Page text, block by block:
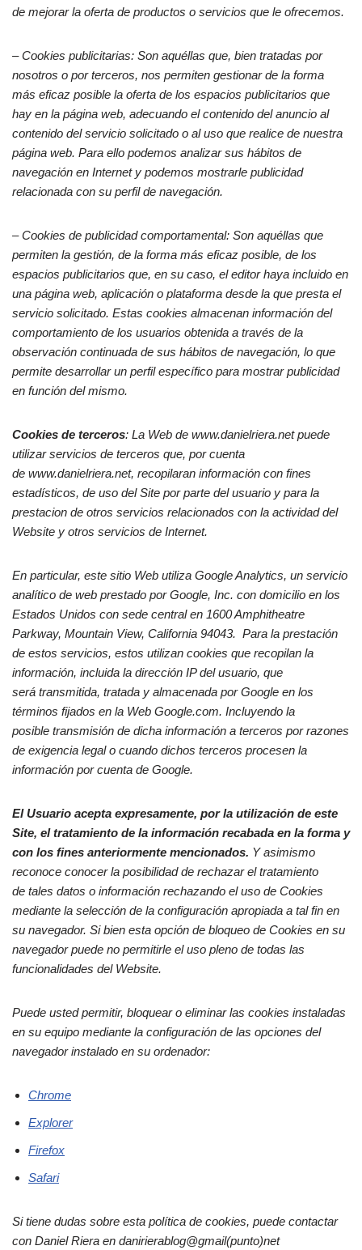
de mejorar la oferta de productos o servicios que le ofrecemos.
– Cookies publicitarias: Son aquéllas que, bien tratadas por
nosotros o por terceros, nos permiten gestionar de la forma
más eficaz posible la oferta de los espacios publicitarios que
hay en la página web, adecuando el contenido del anuncio al
contenido del servicio solicitado o al uso que realice de nuestra
página web. Para ello podemos analizar sus hábitos de
navegación en Internet y podemos mostrarle publicidad
relacionada con su perfil de navegación.
– Cookies de publicidad comportamental: Son aquéllas que
permiten la gestión, de la forma más eficaz posible, de los
espacios publicitarios que, en su caso, el editor haya incluido en
una página web, aplicación o plataforma desde la que presta el
servicio solicitado. Estas cookies almacenan información del
comportamiento de los usuarios obtenida a través de la
observación continuada de sus hábitos de navegación, lo que
permite desarrollar un perfil específico para mostrar publicidad
en función del mismo.
Cookies de terceros: La Web de www.danielriera.net puede
utilizar servicios de terceros que, por cuenta
de www.danielriera.net, recopilaran información con fines
estadísticos, de uso del Site por parte del usuario y para la
prestacion de otros servicios relacionados con la actividad del
Website y otros servicios de Internet.
En particular, este sitio Web utiliza Google Analytics, un servicio
analítico de web prestado por Google, Inc. con domicilio en los
Estados Unidos con sede central en 1600 Amphitheatre
Parkway, Mountain View, California 94043. Para la prestación
de estos servicios, estos utilizan cookies que recopilan la
información, incluida la dirección IP del usuario, que
será transmitida, tratada y almacenada por Google en los
términos fijados en la Web Google.com. Incluyendo la
posible transmisión de dicha información a terceros por razones
de exigencia legal o cuando dichos terceros procesen la
información por cuenta de Google.
El Usuario acepta expresamente, por la utilización de este
Site, el tratamiento de la información recabada en la forma y
con los fines anteriormente mencionados. Y asimismo
reconoce conocer la posibilidad de rechazar el tratamiento
de tales datos o información rechazando el uso de Cookies
mediante la selección de la configuración apropiada a tal fin en
su navegador. Si bien esta opción de bloqueo de Cookies en su
navegador puede no permitirle el uso pleno de todas las
funcionalidades del Website.
Puede usted permitir, bloquear o eliminar las cookies instaladas
en su equipo mediante la configuración de las opciones del
navegador instalado en su ordenador:
Chrome
Explorer
Firefox
Safari
Si tiene dudas sobre esta política de cookies, puede contactar
con Daniel Riera en danirierablog@gmail(punto)net